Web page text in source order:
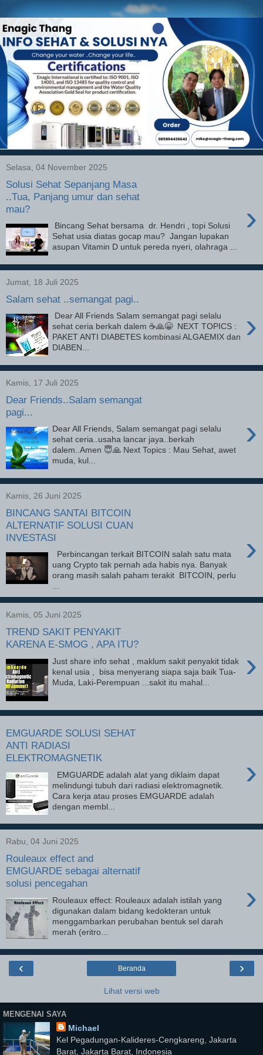
Selasa, 04 November 2025
Solusi Sehat Sepanjang Masa
..Tua, Panjang umur dan sehat
mau?
›
Bincang Sehat bersama dr. Hendri , topi Solusi
Sehat usia diatas gocap mau? Jangan lupakan
asupan Vitamin D untuk pereda nyeri, olahraga ...
Jumat, 18 Juli 2025
Salam sehat ..semangat pagi..
›
Dear All Friends Salam semangat pagi selalu
sehat ceria berkah dalem ☕🙏😁 NEXT TOPICS :
PAKET ANTI DIABETES kombinasi ALGAEMIX dan
DIABEN...
Kamis, 17 Juli 2025
Dear Friends..Salam semangat
pagi...
›
Dear All Friends, Salam semangat pagi selalu
sehat ceria..usaha lancar jaya..berkah
dalem..Amen 😇🙏 Next Topics : Mau Sehat, awet
muda, kul...
Kamis, 26 Juni 2025
BINCANG SANTAI BITCOIN
ALTERNATIF SOLUSI CUAN
INVESTASI
›
Perbincangan terkait BITCOIN salah satu mata
uang Crypto tak pernah ada habis nya. Banyak
orang masih salah paham terakit BITCOIN, perlu
...
Kamis, 05 Juni 2025
TREND SAKIT PENYAKIT
KARENA E-SMOG , APA ITU?
›
Just share info sehat , maklum sakit penyakit tidak
kenal usia , bisa menyerang siapa saja baik Tua-
Muda, Laki-Perempuan ...sakit itu mahal...
EMGUARDE SOLUSI SEHAT
ANTI RADIASI
ELEKTROMAGNETIK
›
EMGUARDE adalah alat yang diklaim dapat
melindungi tubuh dari radiasi elektromagnetik.
Cara kerja atau proses EMGUARDE adalah
dengan membl...
Rabu, 04 Juni 2025
Rouleaux effect and
EMGUARDE sebagai alternatif
solusi pencegahan
›
Rouleaux effect: Rouleaux adalah istilah yang
digunakan dalam bidang kedokteran untuk
menggambarkan perubahan bentuk sel darah
merah (eritro...
‹ ›
Beranda
Lihat versi web
MENGENAI SAYA
Michael
Kel Pegadungan-Kalideres-Cengkareng, Jakarta
Barat, Jakarta Barat, Indonesia